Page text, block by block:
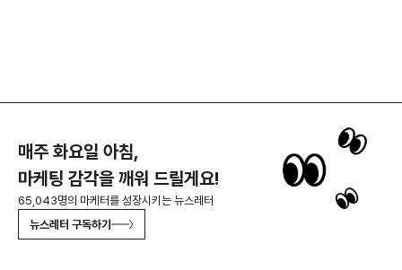
매주 화요일 아침,
마케팅 감각을 깨워 드릴게요!
65,043명의 마케터를 성장시키는 뉴스레터
뉴스레터 구독하기